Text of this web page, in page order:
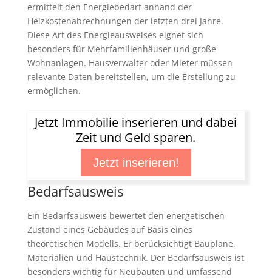
ermittelt den Energiebedarf anhand der
Heizkostenabrechnungen der letzten drei Jahre.
Diese Art des Energieausweises eignet sich
besonders für Mehrfamilienhäuser und große
Wohnanlagen. Hausverwalter oder Mieter müssen
relevante Daten bereitstellen, um die Erstellung zu
ermöglichen.
Jetzt Immobilie inserieren und dabei
Zeit und Geld sparen.
Jetzt inserieren!
Bedarfsausweis
Ein Bedarfsausweis bewertet den energetischen
Zustand eines Gebäudes auf Basis eines
theoretischen Modells. Er berücksichtigt Baupläne,
Materialien und Haustechnik. Der Bedarfsausweis ist
besonders wichtig für Neubauten und umfassend